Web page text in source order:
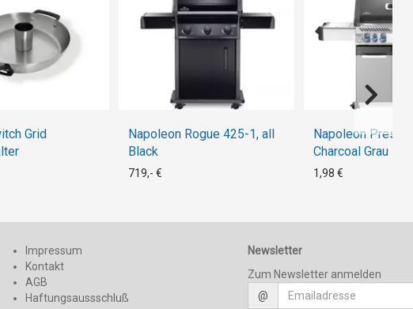
Grid
Napoleon Rogue 425-1, all
Black
719,- €
Napoleon
Charcoal Grau
1,98 €
Impressum
Kontakt
AGB
Haftungsaussschluß
Newsletter
Zum Newsletter anmelden
@